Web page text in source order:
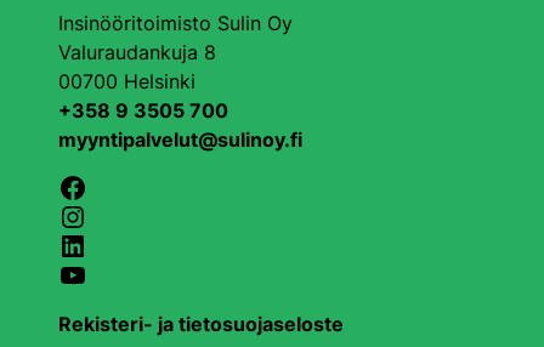
Insinööritoimisto Sulin Oy
Valuraudankuja 8
00700 Helsinki
+358 9 3505 700
myyntipalvelut@sulinoy.fi
Facebook
Instagram
LinkedIn
YouTube
Rekisteri- ja tietosuojaseloste